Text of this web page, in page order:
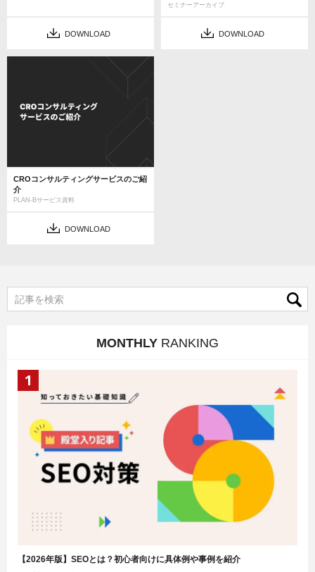
DOWNLOAD
セミナーアーカイブ
DOWNLOAD
CROコンサルティングサービスのご紹
介
PLAN-Bサービス資料
DOWNLOAD
MONTHLY RANKING
【2026年版】SEOとは？初心者向けに具体例や事例を紹介